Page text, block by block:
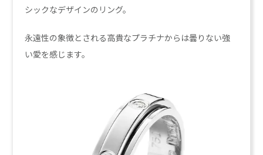
シックなデザインのリング。
永遠性の象徴とされる高貴なプラチナからは曇りない強
い愛を感じます。